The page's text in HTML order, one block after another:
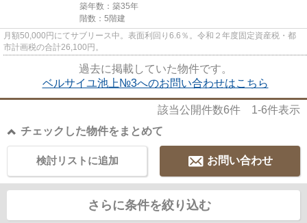
築年数：築35年
階数：5階建
月額50,000円にてサブリース中。表面利回り6.6％。令和２年度固定資産税・都
市計画税の合計26,100円。
過去に掲載していた物件です。
ベルサイユ池上№3へのお問い合わせはこちら
該当公開件数6件 1-6件表示
チェックした物件をまとめて
お問い合わせ
検討リストに追加
さらに条件を絞り込む